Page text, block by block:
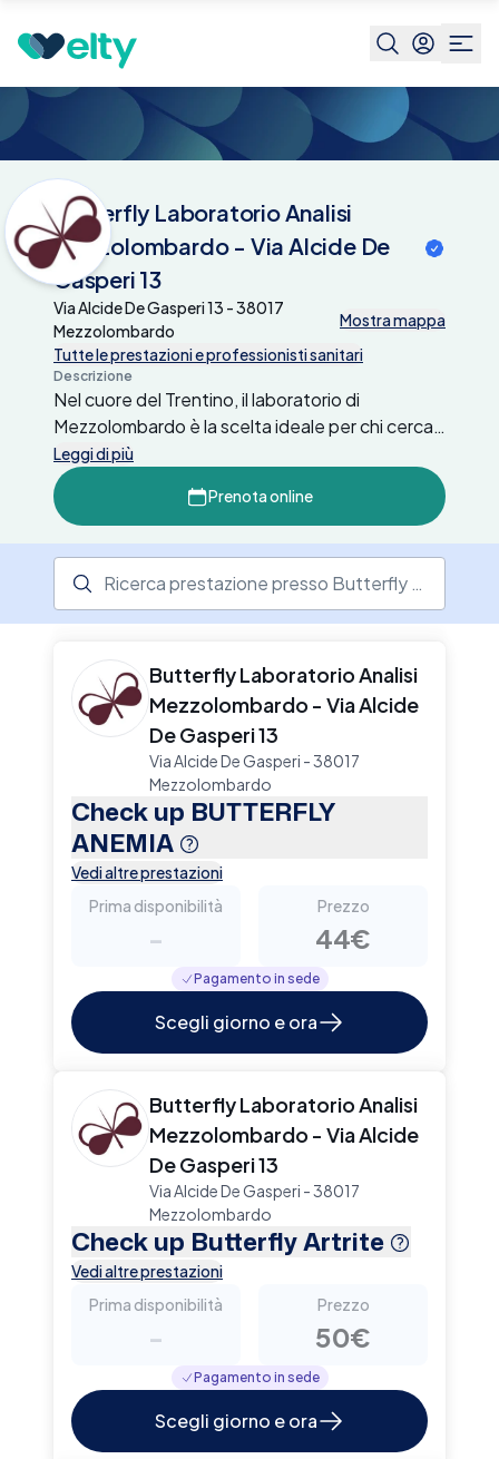
Mezzolombardo - Via Alcide De
Butterfly Laboratorio Analisi
Mezzolombardo - Via Alcide De
Gasperi 13
Via Alcide De Gasperi 13 - 38017
Mezzolombardo
Mostra mappa
Tutte le prestazioni e professionisti sanitari
Descrizione
Nel cuore del Trentino, il laboratorio di
Mezzolombardo è la scelta ideale per chi cerca
accuratezza nelle analisi mediche. Con
tecnologie avanzate, garantiamo risultati
tempestivi. Prenota il tuo esame su Elty.
Leggi di più
Prenota online
Butterfly Laboratorio Analisi
Mezzolombardo - Via Alcide
De Gasperi 13
Via Alcide De Gasperi - 38017
Mezzolombardo
Check up BUTTERFLY
ANEMIA
Vedi altre prestazioni
Prima disponibilità
-
Prezzo
44€
Pagamento in sede
Scegli giorno e ora
Butterfly Laboratorio Analisi
Mezzolombardo - Via Alcide
De Gasperi 13
Via Alcide De Gasperi - 38017
Mezzolombardo
Check up Butterfly Artrite
Vedi altre prestazioni
Prima disponibilità
-
Prezzo
50€
Pagamento in sede
Scegli giorno e ora